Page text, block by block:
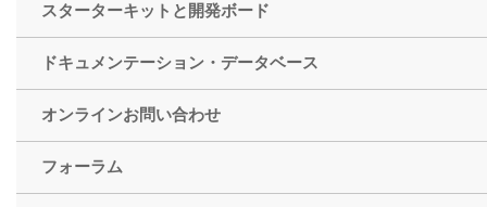
スターターキットと開発ボード
ドキュメンテーション・データベース
オンラインお問い合わせ
フォーラム